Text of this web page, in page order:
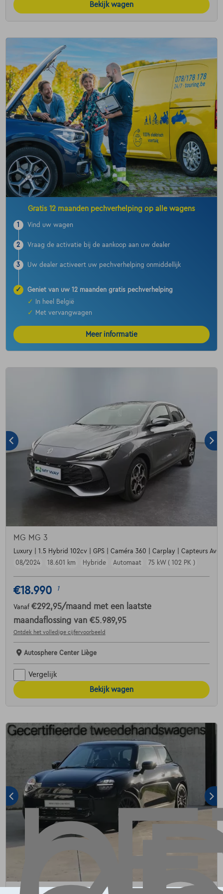
Bekijk wagen
Gratis 12 maanden pechverhelping op alle wagens
1 Vind uw wagen
2 Vraag de activatie bij de aankoop aan uw dealer
3 Uw dealer activeert uw pechverhelping onmiddellijk
✓
Geniet van uw 12 maanden gratis pechverhelping
✓
In heel België
✓
Met vervangwagen
Meer informatie
MG MG 3
Luxury | 1.5 Hybrid 102cv | GPS | Caméra 360 | Carplay | Capteurs
08/2024
18.601 km Hybride Automaat 75 kW ( 102 PK )
€18.990 1
Vanaf €292,95/maand met een laatste
maandaflossing van €5.989,95
Ontdek het volledige cijfervoorbeeld
Autosphere Center Liège
Vergelijk
Bekijk wagen